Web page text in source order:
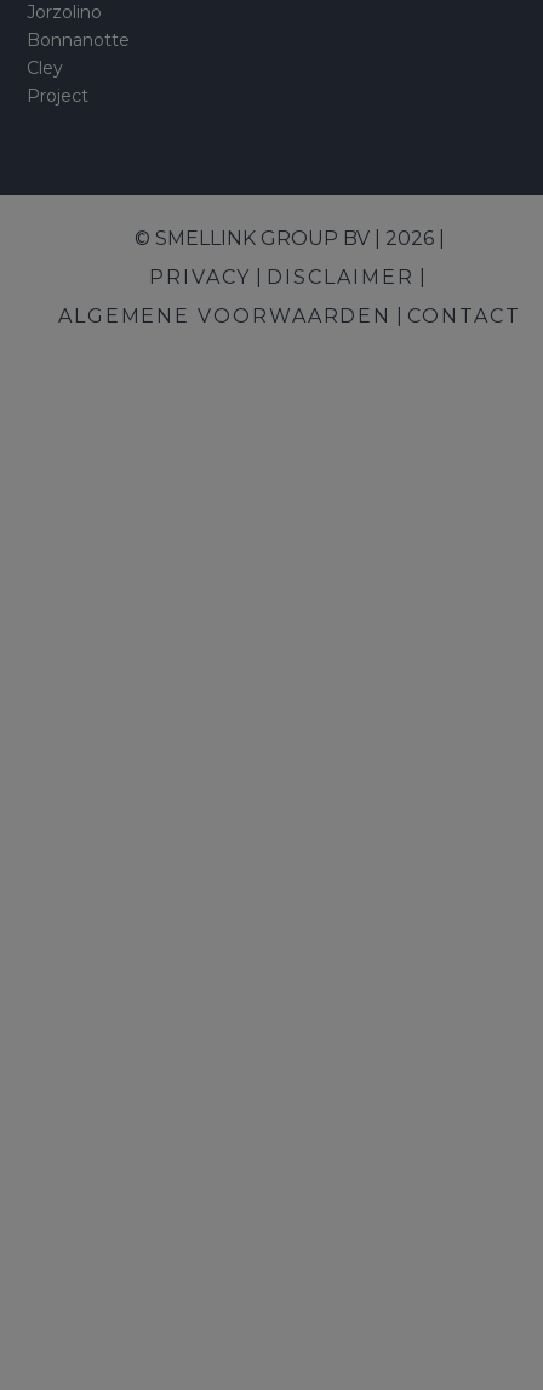
Jorzolino
Bonnanotte
Cley
Project
© SMELLINK GROUP BV | 2026 |
PRIVACY
DISCLAIMER
ALGEMENE VOORWAARDEN
CONTACT